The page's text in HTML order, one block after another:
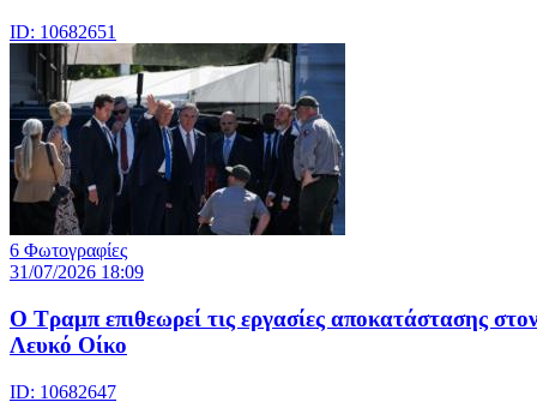
ID: 10682651
6 Φωτογραφίες
31/07/2026 18:09
Ο Τραμπ επιθεωρεί τις εργασίες αποκατάστασης στον
Λευκό Οίκο
ID: 10682647